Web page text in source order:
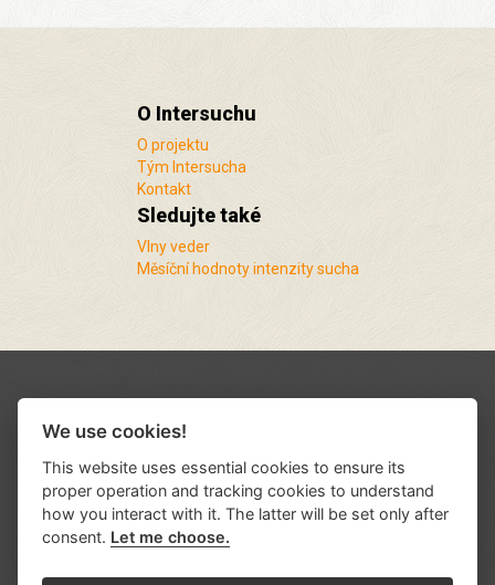
O Intersuchu
O projektu
Tým Intersucha
Kontakt
Sledujte také
Vlny veder
Měsíční hodnoty intenzity sucha
We use cookies!
This website uses essential cookies to ensure its
proper operation and tracking cookies to understand
how you interact with it. The latter will be set only after
consent. Let me choose.